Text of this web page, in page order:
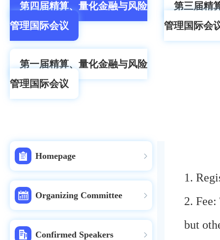
第四届精算、量化金融与风险
管理国际会议
第三届精
管理国际会
第一届精算、量化金融与风险
管理国际会议
Homepage
Organizing Committee
Confirmed Speakers
1.
2.
but